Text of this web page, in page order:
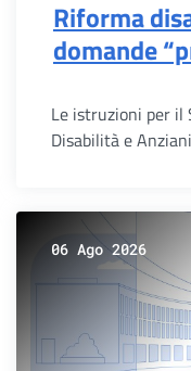
Riforma
domande
Le istruzioni per il
Disabilità e
06 Ago 2026